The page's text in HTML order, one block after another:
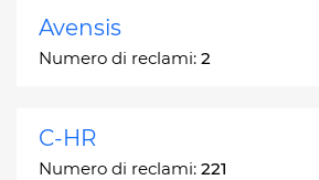
Avensis
Numero di reclami: 2
C-HR
Numero di reclami: 221